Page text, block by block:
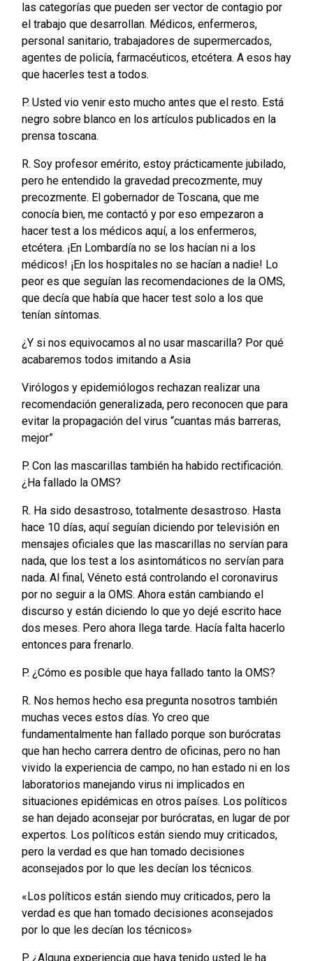
las categorías que pueden ser vector de contagio por
el trabajo que desarrollan. Médicos, enfermeros,
personal sanitario, trabajadores de supermercados,
agentes de policía, farmacéuticos, etcétera. A esos hay
que hacerles test a todos.
P. Usted vio venir esto mucho antes que el resto. Está
negro sobre blanco en los artículos publicados en la
prensa toscana.
R. Soy profesor emérito, estoy prácticamente jubilado,
pero he entendido la gravedad precozmente, muy
precozmente. El gobernador de Toscana, que me
conocía bien, me contactó y por eso empezaron a
hacer test a los médicos aquí, a los enfermeros,
etcétera. ¡En Lombardía no se los hacían ni a los
médicos! ¡En los hospitales no se hacían a nadie! Lo
peor es que seguían las recomendaciones de la OMS,
que decía que había que hacer test solo a los que
tenían síntomas.
¿Y si nos equivocamos al no usar mascarilla? Por qué
acabaremos todos imitando a Asia
Virólogos y epidemiólogos rechazan realizar una
recomendación generalizada, pero reconocen que para
evitar la propagación del virus “cuantas más barreras,
mejor”
P. Con las mascarillas también ha habido rectificación.
¿Ha fallado la OMS?
R. Ha sido desastroso, totalmente desastroso. Hasta
hace 10 días, aquí seguían diciendo por televisión en
mensajes oficiales que las mascarillas no servían para
nada, que los test a los asintomáticos no servían para
nada. Al final, Véneto está controlando el coronavirus
por no seguir a la OMS. Ahora están cambiando el
discurso y están diciendo lo que yo dejé escrito hace
dos meses. Pero ahora llega tarde. Hacía falta hacerlo
entonces para frenarlo.
P. ¿Cómo es posible que haya fallado tanto la OMS?
R. Nos hemos hecho esa pregunta nosotros también
muchas veces estos días. Yo creo que
fundamentalmente han fallado porque son burócratas
que han hecho carrera dentro de oficinas, pero no han
vivido la experiencia de campo, no han estado ni en los
laboratorios manejando virus ni implicados en
situaciones epidémicas en otros países. Los políticos
se han dejado aconsejar por burócratas, en lugar de por
expertos. Los políticos están siendo muy criticados,
pero la verdad es que han tomado decisiones
aconsejados por lo que les decían los técnicos.
«Los políticos están siendo muy criticados, pero la
verdad es que han tomado decisiones aconsejados
por lo que les decían los técnicos»
P. ¿Alguna experiencia que haya tenido usted le ha